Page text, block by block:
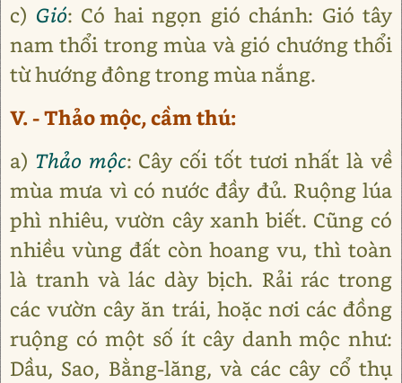
c) Gió: Có hai ngọn gió chánh: Gió tây
nam thổi trong mùa và gió chướng thổi
từ hướng đông trong mùa nắng.
V. - Thảo mộc, cầm thú:
a) Thảo mộc: Cây cối tốt tươi nhất là về
mùa mưa vì có nước đầy đủ. Ruộng lúa
phì nhiêu, vườn cây xanh biết. Cũng có
nhiều vùng đất còn hoang vu, thì toàn
là tranh và lác dày bịch. Rải rác trong
các vườn cây ăn trái, hoặc nơi các đồng
ruộng có một số ít cây danh mộc như:
Dầu, Sao, Bằng-lăng, và các cây cổ thụ